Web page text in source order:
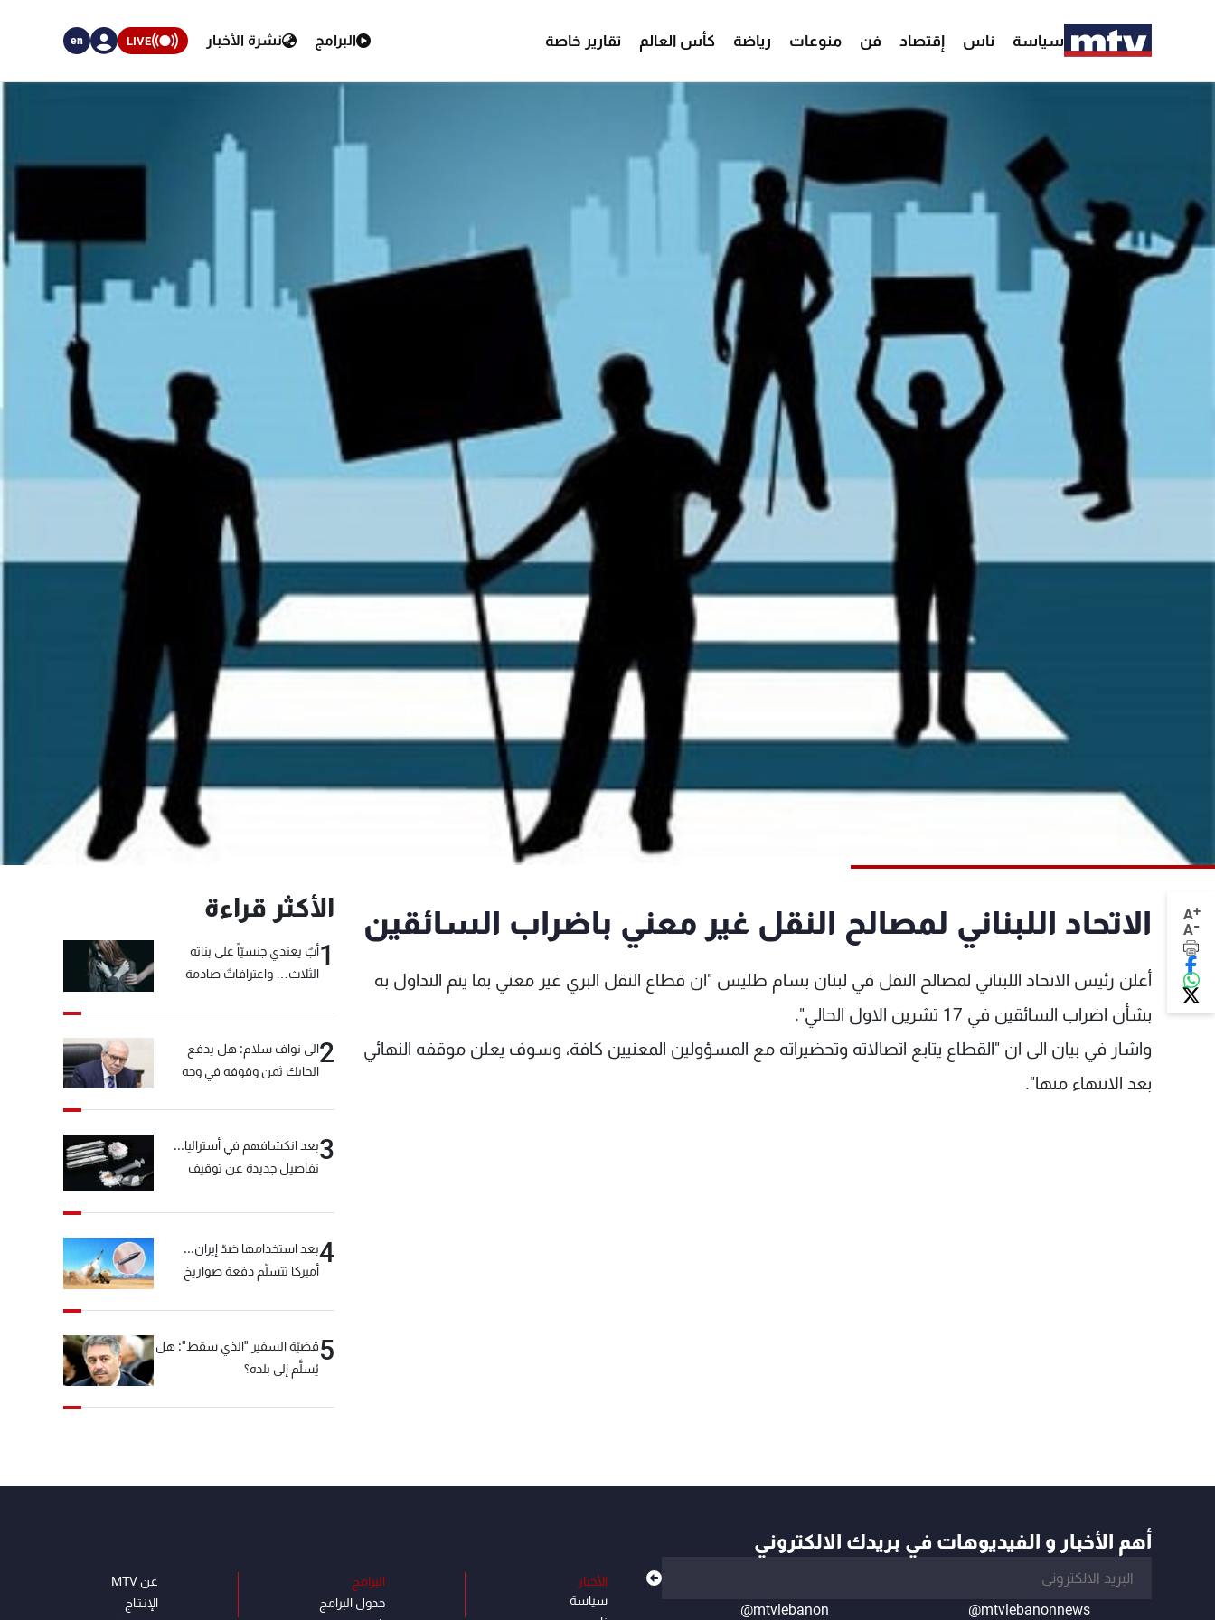
سياسة ناس إقتصاد فن منوعات رياضة كأس العالم تقارير خاصة البرامج نشرة الأخبار LIVE
en
A+
A- الاتحاد اللبناني لمصالح النقل غير معني باضراب السائقين
أعلن رئيس الاتحاد اللبناني لمصالح النقل في لبنان بسام طليس "ان قطاع النقل البري غير معني بما يتم التداول به
بشأن اضراب السائقين في 17 تشرين الاول الحالي".
واشار في بيان الى ان "القطاع يتابع اتصالاته وتحضيراته مع المسؤولين المعنيين كافة، وسوف يعلن موقفه النهائي
بعد الانتهاء منها".
الأكثر قراءة
1أبٌ يعتدي جنسيّاً على بناته
الثلاث… واعترافاتٌ صادمة
2الى نواف سلام: هل يدفع
الحايك ثمن وقوفه في وجه
3بعد انكشافهم في أستراليا...
تفاصيل جديدة عن توقيف
4بعد استخدامها ضدّ إيران...
أميركا تتسلّم دفعة صواريخ
5قضيّة السفير "الذي سقط": هل
يُسلَّم إلى بلده؟
أهم الأخبار و الفيديوهات في بريدك الالكتروني
@mtvlebanonnews
@mtvlebanon
الأخبار
سياسة
البرامج
جدول البرامج
عن MTV
الإنـتـاج